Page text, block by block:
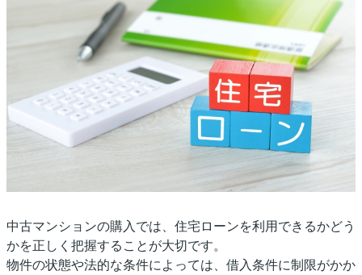
中古マンションの購入では、住宅ローンを利用できるかどう
かを正しく把握することが大切です。
物件の状態や法的な条件によっては、借入条件に制限がかか